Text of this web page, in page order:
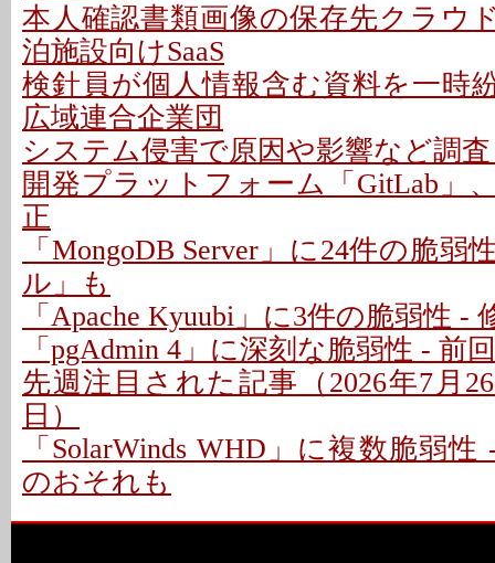
本人確認書類画像の保存先クラウ
泊施設向けSaaS
検針員が個人情報含む資料を一時
広域連合企業団
システム侵害で原因や影響など調
開発プラットフォーム「GitLab」
正
「MongoDB Server」に24件の脆
ル」も
「Apache Kyuubi」に3件の脆弱性 -
「pgAdmin 4」に深刻な脆弱性 - 前
先週注目された記事（2026年7月
日）
「SolarWinds WHD」に複数脆弱
のおそれも